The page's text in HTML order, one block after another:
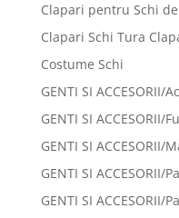
Clapari pentru Schi
Clapari Schi Tura
Costume Schi
GENTI SI ACCESORII/
GENTI SI ACCESORII/
GENTI SI ACCESORII/
GENTI SI
GENTI SI ACCESORII/